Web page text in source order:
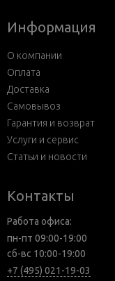
Информация
О компании
Оплата
Доставка
Самовывоз
Гарантия и возврат
Услуги и сервис
Статьи и новости
Контакты
Работа офиса:
пн-пт 09:00-19:00
сб-вс 10:00-19:00
+7 (495) 021-19-03